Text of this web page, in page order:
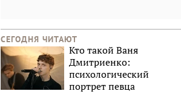
СЕГОДНЯ ЧИТАЮТ
Кто такой Ваня
Дмитриенко:
психологический
портрет певца